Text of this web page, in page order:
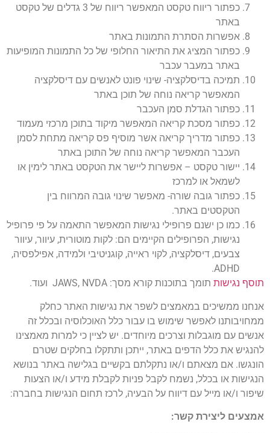
כפתור ריווח טקסט המאפשר ריווח של 3 גדלים של טקסט
באתר
אפשרות הסתרת התמונות באתר
כפתור המציג את התיאור החלופי של כל התמונות המופיעות
באתר במעבר עכבר
תמיכה בדיסלקציה- שינוי פונט לאנשים עם דיסלקציה
המאפשר קריאה נוחה של תוכן באתר
כפתור הגדלת סמן העכבר
כפתור מסכת קריאה המאפשר מיקוד בתוכן מרכזי מעמוד
כפתור מדריך קריאה אשר מוסיף פס קריאה מתחת לסמן
העכבר המאפשר קריאה נוחה של התוכן באתר
יישור טקסט – אפשרות ליישר את הטקסט באתר לימין או
לשמאל או למרכז
כפתור גובה שורה- מאפשר שינוי גובה המרווח בין
הטקסטים באתר.
כמו כן ישנם פרופילי נגישות המאפשר התאמה על פי פרופיל
נגישות, הפרופילים הקיימים הם: לקות מוטורית, עיוור, עיוור
צבעים, דיסלקציה, לקוי ראייה, קוגניטיבי ולמידה, אפילפסיה,
ADHD.
תוסף נגישות תומך בתוכנות קורא מסך: JAWS, NVDA ועוד.
אנחנו ממשיכים במאמצים לשפר את נגישות האתר כחלק
ממחויבותנו לאפשר שימוש בו עבור כלל האוכלוסיה ובכלל זה
אנשים עם מוגבלות וצרכים מיוחדים. יש לציין כי למרות מאמצינו
להנגיש את כלל הדפים באתר, ייתכן ותתקלו בחלקים שטרם
הונגשו. אם מצאתם ו/או נתקלתם בקשיים בגלישה באתר בנושא
הנגישות או בכלל, נשמח לקבל פניות לקבלת מידע ו/או הצעות
שיפור ו/או מייל עם דיווח על הבעיה, לרכז תחום הנגישות בחברה:
אמצעים ליצירת קשר: